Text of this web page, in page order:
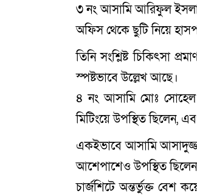
৩ নং আসামি আরিফুল ইসলাম
অফিস থেকে ছুটি নিয়ে
তিনি সংশ্লিষ্ট চিকিৎসা
স্পষ্টভাবে উল্লেখ আছে।
৪ নং আসামি মোঃ সোহেল
মিটিংয়ে উপস্থিত ছিলেন,
একইভাবে আসামি
আশেপাশেও উপস্থিত ছিলেন
চার্জশিটে অন্তর্ভুক্ত বেশ